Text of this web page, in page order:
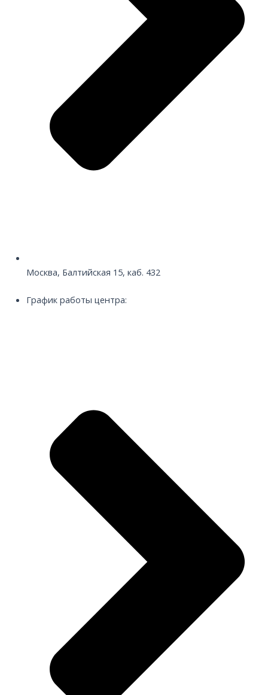
Москва, Балтийская 15, каб. 432
График работы центра: